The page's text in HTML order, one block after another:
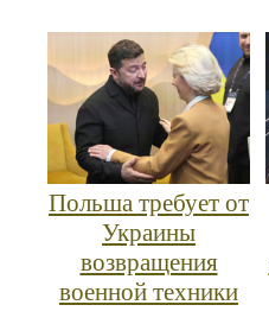
Польша требует от
Украины
возвращения
военной техники